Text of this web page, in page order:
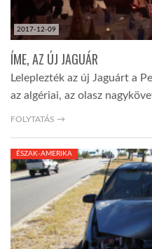
2017-12-09
ÍME, AZ ÚJ JAGUÁR
Leleplezték az új Jaguárt a
az algériai, az olasz
FOLYTATÁS →
ÉSZAK-AMERIKA